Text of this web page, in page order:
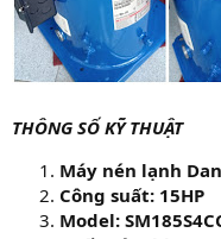
THÔNG SỐ KỸ THUẬT
Máy nén lạnh
Công suất: 15HP
Model: